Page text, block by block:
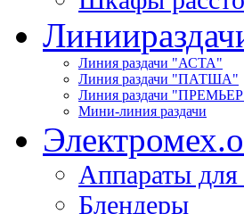
Линии
Линия раздачи "АСТА"
Линия раздачи "ПАТША"
Линия раздачи
Мини-линия раздачи
Электромех.
Аппараты для
Блендеры